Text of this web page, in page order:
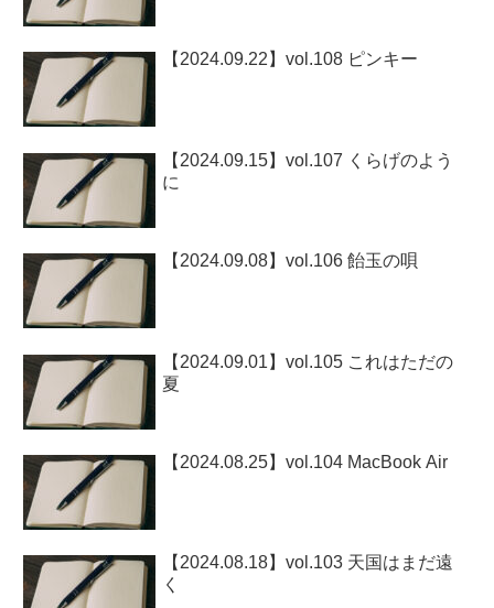
【2024.09.22】vol.108 ピンキー
【2024.09.15】vol.107 くらげのよう
に
【2024.09.08】vol.106 飴玉の唄
【2024.09.01】vol.105 これはただの
夏
【2024.08.25】vol.104 MacBook Air
【2024.08.18】vol.103 天国はまだ遠
く